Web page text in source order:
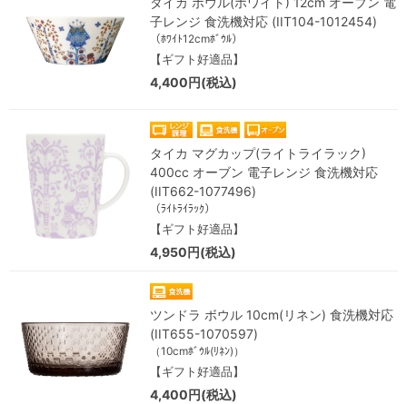
子レンジ 食洗機対応 (IIT104-1012454)
（ﾎﾜｲﾄ12cmﾎﾞｳﾙ）
【ギフト好適品】
4,400円(税込)
タイカ マグカップ(ライトライラック)
400cc オーブン 電子レンジ 食洗機対応
(IIT662-1077496)
（ﾗｲﾄﾗｲﾗｯｸ）
【ギフト好適品】
4,950円(税込)
ツンドラ ボウル 10cm(リネン) 食洗機対応
(IIT655-1070597)
（10cmﾎﾞｳﾙ(ﾘﾈﾝ)）
【ギフト好適品】
4,400円(税込)